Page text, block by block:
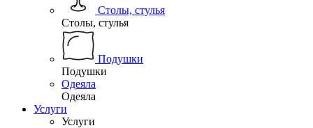
Столы, стулья
Столы, стулья
Подушки
Подушки
Одеяла
Одеяла
Услуги
Услуги